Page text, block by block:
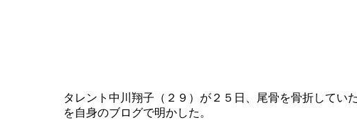
タレント中川翔子（２９）が２５日、尾骨を骨折してい
を自身のブログで明かした。